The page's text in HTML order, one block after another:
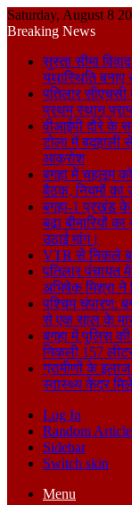
Saturday, August 8
Breaking News
सुस्ता सीमा
यथास्थिति
पतिलार
प्रथम स्थान
वीआईपी दौरे के
टोला में बदहाली
आक्रोश
बगहा में चहलूम
बैठक, नियमों का
बगहा-1 प्रखंड के
बढ़ा बीमारियों
उठाई मांग।
VTR से निकले
पतिलार पंचायत
अभिषेक मिश्रा ने
पश्चिम चंपारण:
से एक साल के
बगहा में पुलिस
निकली 157
ग्रामीणों के
स्वास्थ्य केंद्र मिले
Log In
Random Article
Sidebar
Switch skin
Menu